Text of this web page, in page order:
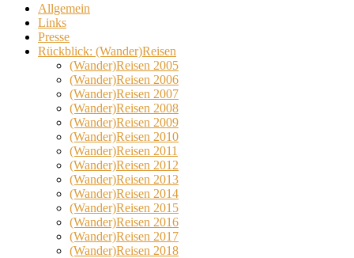
Allgemein
Links
Presse
Rückblick: (Wander)Reisen
(Wander)Reisen 2005
(Wander)Reisen 2006
(Wander)Reisen 2007
(Wander)Reisen 2008
(Wander)Reisen 2009
(Wander)Reisen 2010
(Wander)Reisen 2011
(Wander)Reisen 2012
(Wander)Reisen 2013
(Wander)Reisen 2014
(Wander)Reisen 2015
(Wander)Reisen 2016
(Wander)Reisen 2017
(Wander)Reisen 2018